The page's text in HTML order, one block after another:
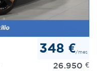
348 €/mes
26.950 €